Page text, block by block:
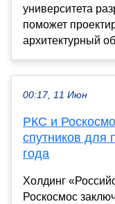
университета
поможет
архитектурный
00:17, 11 Июн
РКС и
спутников для
года
Холдинг
Роскосмос